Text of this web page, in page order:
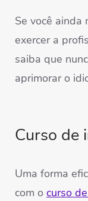
Se você ainda
exercer a
saiba que
aprimorar o
Curso de
Uma forma
com o curso